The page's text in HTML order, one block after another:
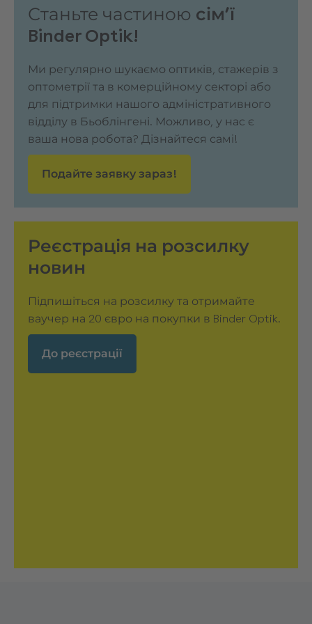
Станьте частиною сім’ї
Binder Optik!
Ми регулярно шукаємо оптиків, стажерів з
оптометрії та в комерційному секторі або
для підтримки нашого адміністративного
відділу в Бьоблінгені. Можливо, у нас є
ваша нова робота? Дізнайтеся самі!
Подайте заявку зараз!
Реєстрація на розсилку
новин
Підпишіться на розсилку та отримайте
ваучер на 20 євро на покупки в Binder Optik.
До реєстрації